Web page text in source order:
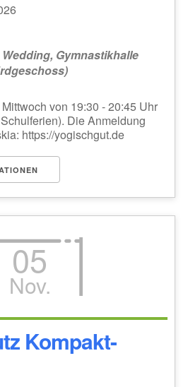
Gymnastikhalle
von 19:30 - 20:45 Uhr
Die Anmeldung
https://yogischgut.de
05
Nov.
Kompakt-